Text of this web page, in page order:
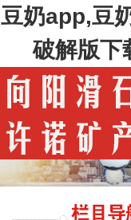
豆奶app,豆
破解版下